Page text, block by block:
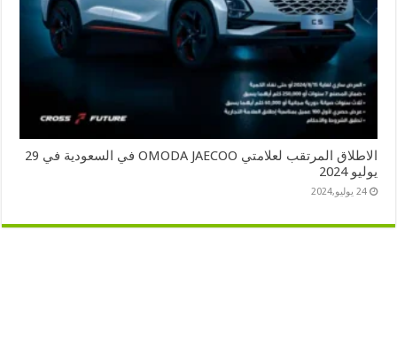
الاطلاق المرتقب لعلامتي OMODA JAECOO في السعودية في 29
يوليو 2024
24 يوليو,2024